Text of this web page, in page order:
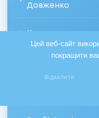
Цей веб-сайт
покращити
Відхилити
Довженко
Кодування